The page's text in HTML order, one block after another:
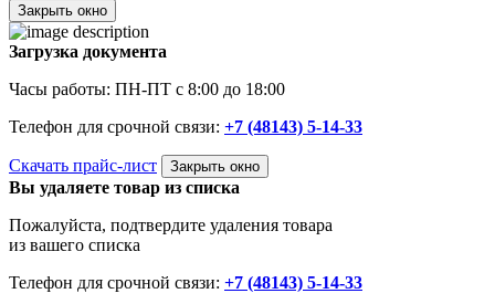
Закрыть окно
Загрузка документа
Часы работы: ПН-ПТ с 8:00 до 18:00
Телефон для срочной связи: +7 (48143) 5-14-33
Скачать прайс-лист Закрыть окно
Вы удаляете товар из списка
Пожалуйста, подтвердите удаления товара
из вашего списка
Телефон для срочной связи: +7 (48143) 5-14-33